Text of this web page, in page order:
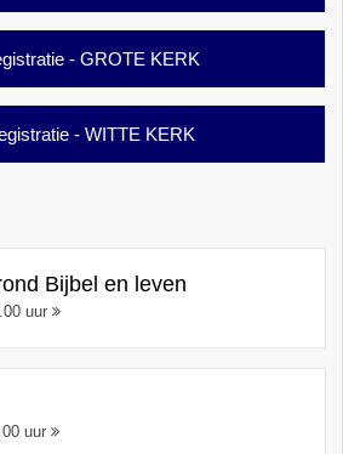
- GROTE KERK
- WITTE KERK
Bijbel en leven
uur
uur